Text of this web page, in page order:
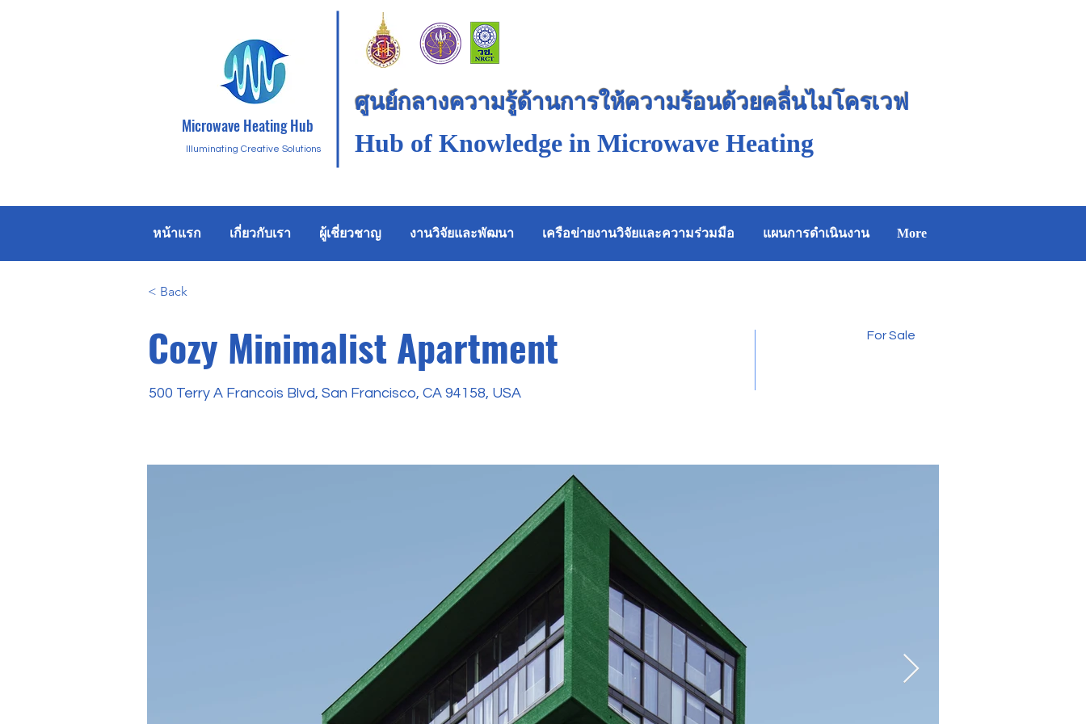
ศูนย์กลางความรู้ด้านการให้ความร้อนด้วยคลื่นไมโครเวฟ
Hub of Knowledge in Microwave Heating
Microwave Heating Hub
Illuminating Creative Solutions
หน้าแรก เกี่ยวกับเรา ผู้เชี่ยวชาญ งานวิจัยและพัฒนา เครือข่ายงานวิจัยและความร่วมมือ แผนการดำเนินงาน More
< Back
Cozy Minimalist Apartment
500 Terry A Francois Blvd, San Francisco, CA 94158, USA
For Sale